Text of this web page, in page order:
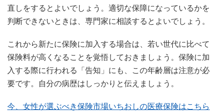
直しをするとよいでしょう。適切な保障になっているかを
判断できないときは、専門家に相談するとよいでしょう。
これから新たに保険に加入する場合は、若い世代に比べて
保険料が高くなることを覚悟しておきましょう。保険に加
入する際に行われる「告知」にも、この年齢層は注意が必
要です。自分の病歴はしっかりと伝えましょう。
今、女性が選ぶべき保険市場いちおしの医療保険はこちら